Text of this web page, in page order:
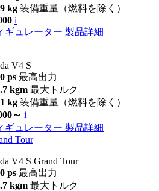
kg 装備重量（燃料を除く）
i
ギュレーター 製品詳細
V4 S
ps 最高出力
kgm 最大トルク
kg 装備重量（燃料を除く）
～ i
ギュレーター 製品詳細
Tour
V4 S Grand Tour
ps 最高出力
kgm 最大トルク